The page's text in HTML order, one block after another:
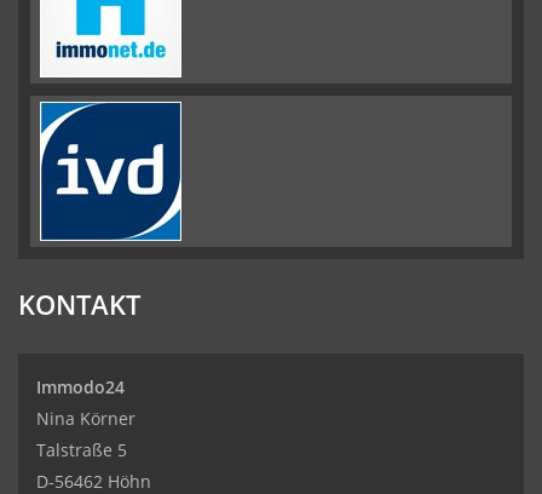
KONTAKT
Immodo24
Nina Körner
Talstraße 5
D-56462 Höhn